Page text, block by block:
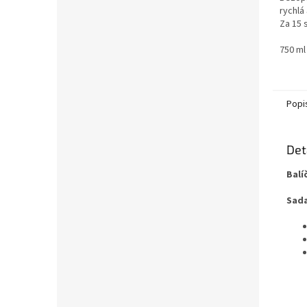
Za 15
750 ml